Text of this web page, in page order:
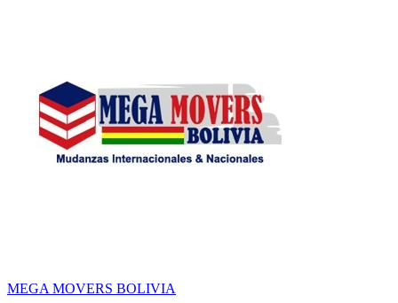
MEGA MOVERS BOLIVIA